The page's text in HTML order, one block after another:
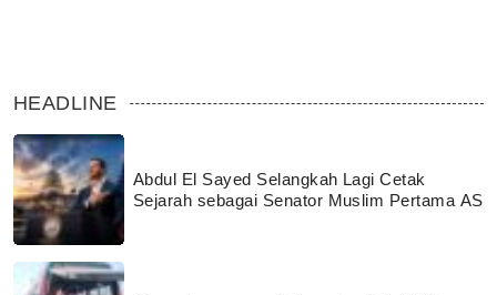
HEADLINE
Abdul El Sayed Selangkah Lagi Cetak
Sejarah sebagai Senator Muslim Pertama AS